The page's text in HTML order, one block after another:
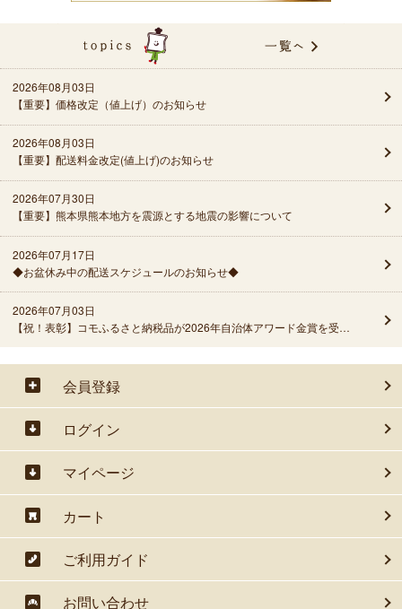
2026年08月03日
【重要】価格改定（値上げ）のお知らせ
2026年08月03日
【重要】配送料金改定(値上げ)のお知らせ
2026年07月30日
【重要】熊本県熊本地方を震源とする地震の影響について
2026年07月17日
◆お盆休み中の配送スケジュールのお知らせ◆
2026年07月03日
【祝！表彰】コモふるさと納税品が2026年自治体アワード金賞を受賞しました！
会員登録
ログイン
マイページ
カート
ご利用ガイド
お問い合わせ